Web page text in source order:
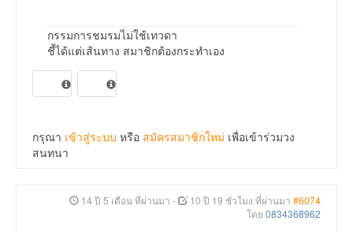
กรรมการชมรมไม่ใช้เทวดา
ชี้ได้แต่เส้นทาง สมาชิกต้องกระทำเอง
กรุณา เข้าสู่ระบบ หรือ สมัครสมาชิกใหม่ เพื่อเข้าร่วมวง
สนทนา
14 ปี 5 เดือน ที่ผ่านมา - 10 ปี 19 ชั่วโมง ที่ผ่านมา #6074
โดย 0834368962